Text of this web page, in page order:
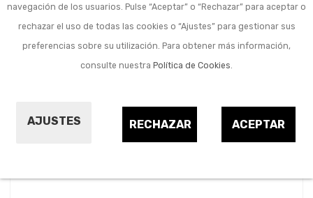
navegación de los usuarios. Pulse “Aceptar” o “Rechazar” para aceptar o
rechazar el uso de todas las cookies o “Ajustes” para gestionar sus
preferencias sobre su utilización. Para obtener más información,
consulte nuestra Política de Cookies.
AJUSTES ACEPTAR
RECHAZAR
Remachadoras
neumáticas